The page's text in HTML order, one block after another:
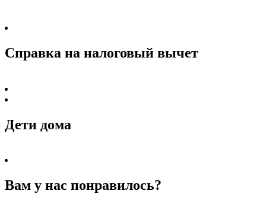
Справка на налоговый вычет
Дети дома
Вам у нас понравилось?